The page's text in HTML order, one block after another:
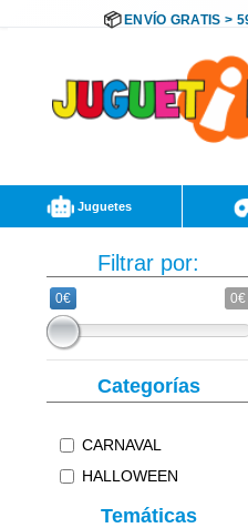
ENVÍO GRATIS >
Juguetes
Filtrar por:
0€
0€
Categorías
CARNAVAL
HALLOWEEN
Temáticas